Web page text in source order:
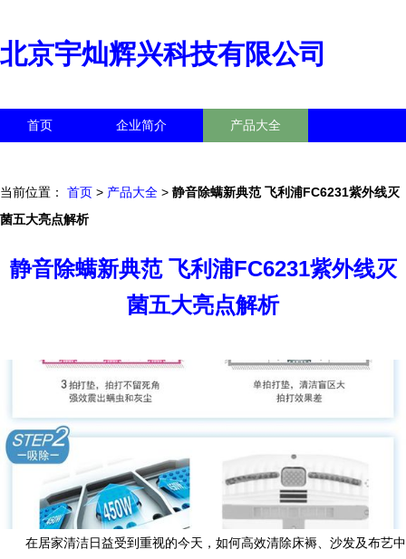
北京宇灿辉兴科技有限公司
首页 企业简介 产品大全
当前位置： 首页 > 产品大全 > 静音除螨新典范 飞利浦FC6231紫外线灭
菌五大亮点解析
静音除螨新典范 飞利浦FC6231紫外线灭
菌五大亮点解析
在居家清洁日益受到重视的今天，如何高效清除床褥、沙发及布艺中